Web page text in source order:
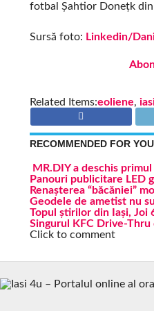
fotbal Șahtior Donețk
Sursă foto: Linkedin/
Related Items:eoliene,
RECOMMENDED FOR YOU
MR.DIY a deschis
Panouri publicitare LED
Renașterea “băcăniei”
Geodele de ametist nu
Topul știrilor din Iași, Joi
Singurul KFC Drive-
Click to comment